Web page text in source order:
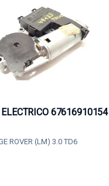
ELECTRICO 67616910154
ROVER (LM) 3.0 TD6